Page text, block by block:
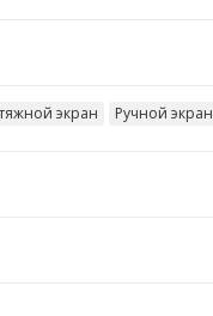
экран
Ручной экран